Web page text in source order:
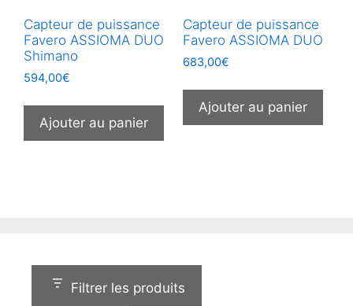
Capteur de puissance
Favero ASSIOMA DUO
Shimano
594,00€
Ajouter au panier
Capteur de puissance
Favero ASSIOMA DUO
683,00€
Ajouter au panier
Filtrer les produits